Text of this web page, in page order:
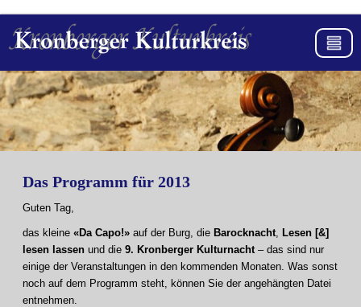
Das Programm für 2013
Guten Tag,
das kleine «Da Capo!» auf der Burg, die Barocknacht, Lesen [&]
lesen lassen und die 9. Kronberger Kulturnacht– das sind nur
einige der Veranstaltungen in den kommenden Monaten. Was sonst
noch auf dem Programm steht, können Sie der angehängten Datei
entnehmen.